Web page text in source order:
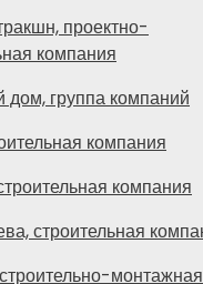
проектно-
компания
дом, группа компаний
компания
компания
строительная
монтажная